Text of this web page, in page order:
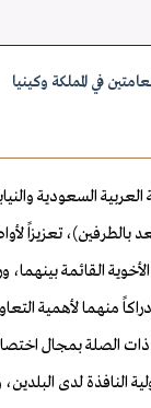
في المملكة وكينيا
العربية السعودية
بالطرفين)، تعزيزاً
القائمة بينهما،
منهما لأهمية
ذات الصلة بمجال
النافذة لدى